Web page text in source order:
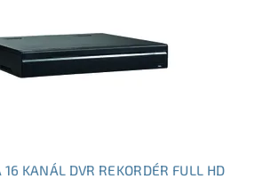
KANÁL DVR REKORDÉR FULL HD